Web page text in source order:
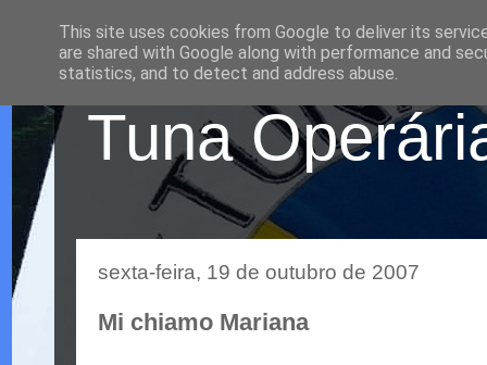
Tuna
sexta-feira, 19 de outubro de 2007
Mi chiamo Mariana
This site uses cookies from Google to deliver its
are shared with Google along with performance and
statistics, and to detect and address abuse.